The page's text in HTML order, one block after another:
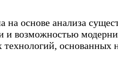
на основе анализа
и возможностью
технологий, основанных